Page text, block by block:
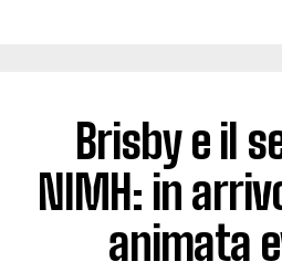
Brisby e il
NIMH: in
animata